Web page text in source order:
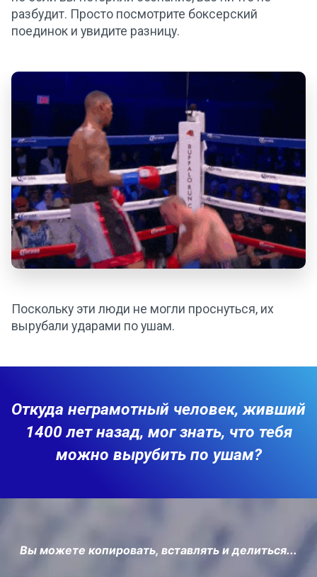
разбудит. Просто посмотрите боксерский
поединок и увидите разницу.
Поскольку эти люди не могли проснуться, их
вырубали ударами по ушам.
Откуда неграмотный человек, живший
1400 лет назад, мог знать, что тебя
можно вырубить по ушам?
Вы можете копировать, вставлять и делиться...